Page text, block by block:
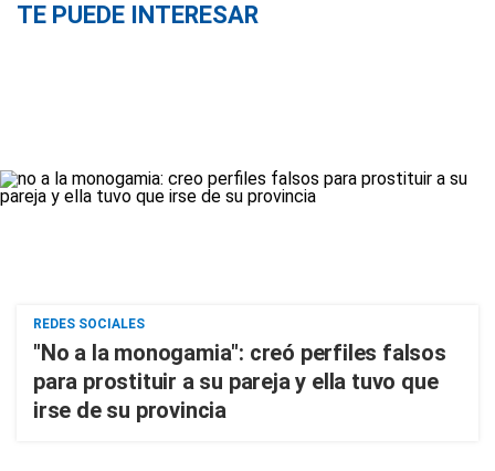
TE PUEDE INTERESAR
REDES SOCIALES
"No a la monogamia": creó perfiles falsos
para prostituir a su pareja y ella tuvo que
irse de su provincia